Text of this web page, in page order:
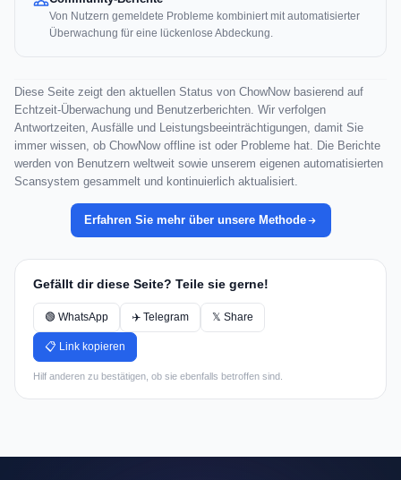
Von Nutzern gemeldete Probleme kombiniert mit automatisierter
Überwachung für eine lückenlose Abdeckung.
Diese Seite zeigt den aktuellen Status von ChowNow basierend auf
Echtzeit-Überwachung und Benutzerberichten. Wir verfolgen
Antwortzeiten, Ausfälle und Leistungsbeeinträchtigungen, damit Sie
immer wissen, ob ChowNow offline ist oder Probleme hat. Die Berichte
werden von Benutzern weltweit sowie unserem eigenen automatisierten
Scansystem gesammelt und kontinuierlich aktualisiert.
Erfahren Sie mehr über unsere Methode
Gefällt dir diese Seite? Teile sie gerne!
🟢 WhatsApp ✈️ Telegram 𝕏 Share
📋 Link kopieren
Hilf anderen zu bestätigen, ob sie ebenfalls betroffen sind.